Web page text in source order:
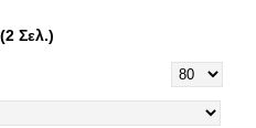
Σελ.)